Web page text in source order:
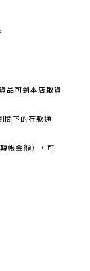
品可到本店取貨
閣下的存款通
帳金額），可